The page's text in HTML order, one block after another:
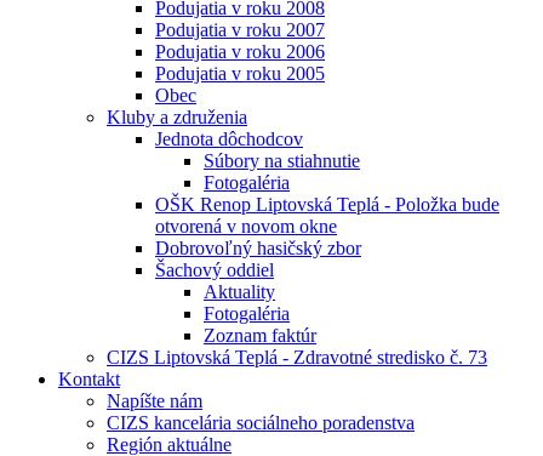
Podujatia v roku 2008
Podujatia v roku 2007
Podujatia v roku 2006
Podujatia v roku 2005
Obec
Kluby a združenia
Jednota dôchodcov
Súbory na stiahnutie
Fotogaléria
OŠK Renop Liptovská Teplá - Položka bude
otvorená v novom okne
Dobrovoľný hasičský zbor
Šachový oddiel
Aktuality
Fotogaléria
Zoznam faktúr
CIZS Liptovská Teplá - Zdravotné stredisko č. 73
Kontakt
Napíšte nám
CIZS kancelária sociálneho poradenstva
Región aktuálne